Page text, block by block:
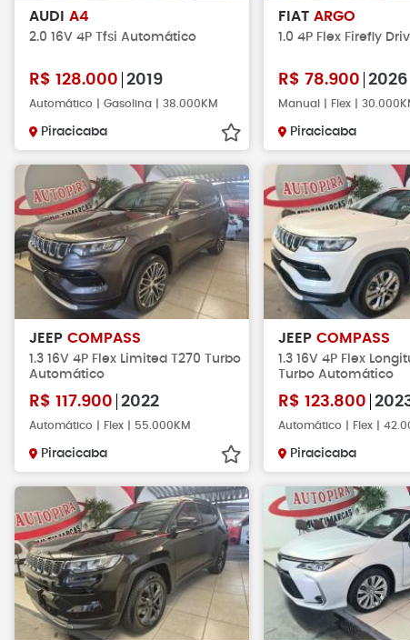
AUDI A4
2.0 16V 4P Tfsi Automático
R$ 128.000 2019
Automático | Gasolina | 38.000KM
Piracicaba
FIAT ARGO
1.0 4P Flex Firefly
R$ 78.900 2026
Manual | Flex |
Piracicaba
JEEP COMPASS
1.3 16V 4P Flex Limited T270 Turbo
Automático
R$ 117.900 2022
Automático | Flex | 55.000KM
Piracicaba
JEEP COMPASS
1.3 16V 4P Flex
Turbo Automático
R$ 123.800
Automático | Flex |
Piracicaba